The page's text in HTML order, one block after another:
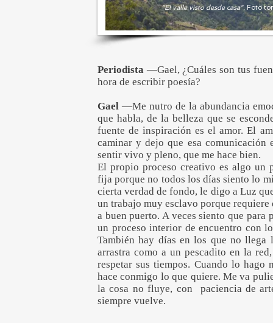
"El valle visto desde casa". Foto
Periodista —Gael, ¿Cuáles son tus
hora de escribir poesía?
Gael —Me nutro de la abundancia
que habla, de la belleza que se
fuente de inspiración es el amor. El
caminar y dejo que esa comunicación
sentir vivo y pleno, que me hace bien.
El propio proceso creativo es algo un
fija porque no todos los días siento lo
cierta verdad de fondo, le digo a Luz
un trabajo muy esclavo porque requiere
a buen puerto. A veces siento que
un proceso interior de encuentro con
También hay días en los que no llega
arrastra como a un pescadito en la
respetar sus tiempos. Cuando lo
hace conmigo lo que quiere. Me va
la cosa no fluye, con paciencia de
siempre vuelve.